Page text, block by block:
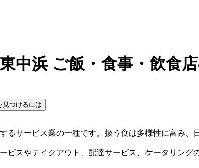
中浜 ご飯・食事・飲食
見つけるには
るサービス業の一種です。扱う食は多様性に富み
ビスやテイクアウト、配達サービス、ケータリン